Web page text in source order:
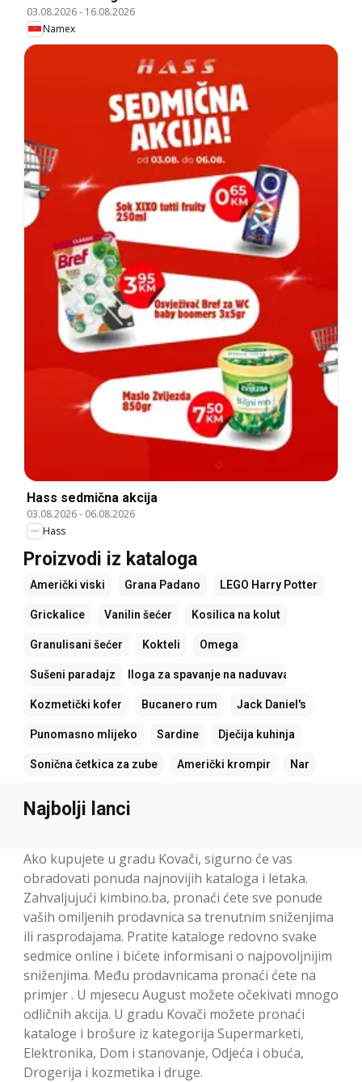
03.08.2026- 16.08.2026
Namex
Hass sedmična akcija
03.08.2026- 06.08.2026
Hass
Proizvodi iz kataloga
Američki viski Grana Padano LEGO Harry Potter
Grickalice Vanilin šećer Kosilica na kolut
Granulisani šećer Kokteli Omega
Sušeni paradajzPodloga za spavanje na naduvavanje
Kozmetički kofer Bucanero rum Jack Daniel's
Punomasno mlijeko Sardine Dječija kuhinja
Sonična četkica za zube Američki krompir Nar
Najbolji lanci
Ako kupujete u gradu Kovači, sigurno će vas
obradovati ponuda najnovijih kataloga i letaka.
Zahvaljujući kimbino.ba, pronaći ćete sve ponude
vaših omiljenih prodavnica sa trenutnim sniženjima
ili rasprodajama. Pratite kataloge redovno svake
sedmice online i bićete informisani o najpovoljnijim
sniženjima. Među prodavnicama pronaći ćete na
primjer . U mjesecu August možete očekivati mnogo
odličnih akcija. U gradu Kovači možete pronaći
kataloge i brošure iz kategorija Supermarketi,
Elektronika, Dom i stanovanje, Odjeća i obuća,
Drogerija i kozmetika i druge.